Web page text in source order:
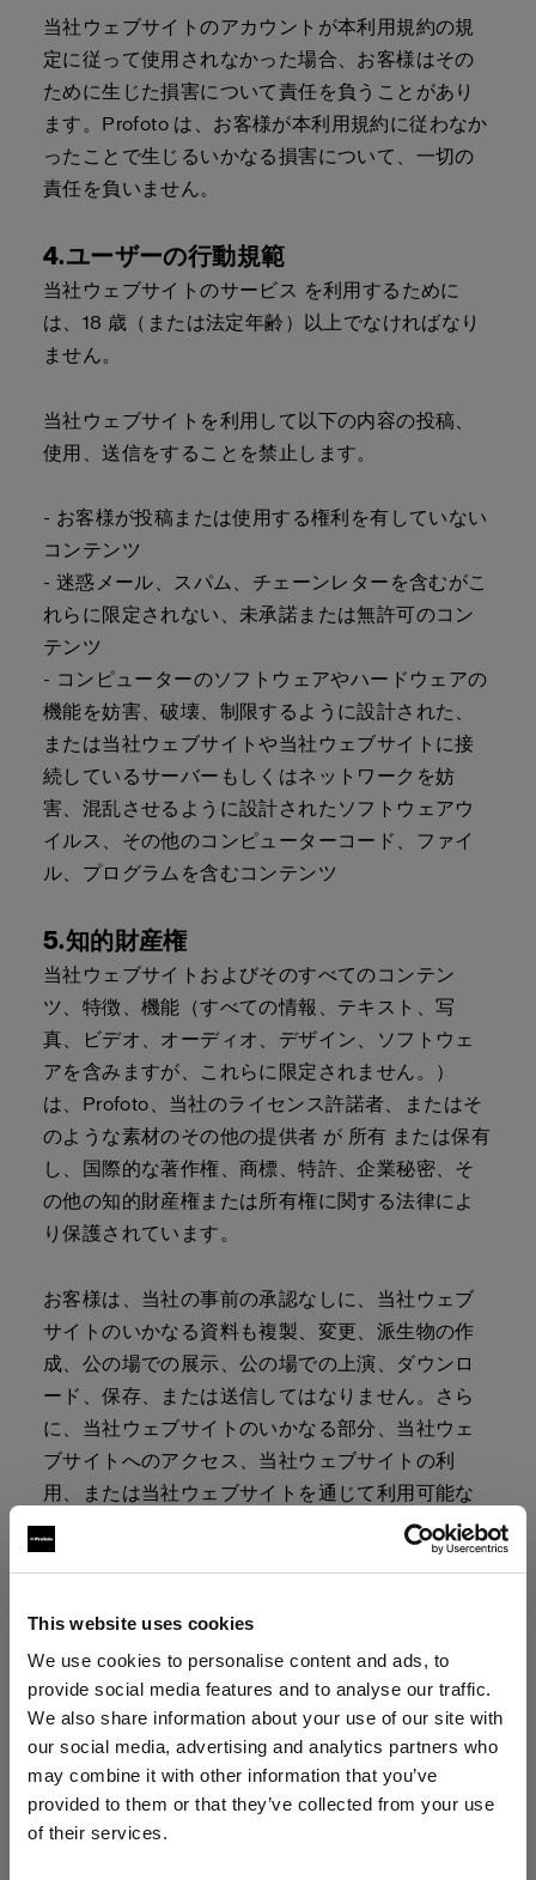
This website uses cookies
We use cookies to personalise content and ads, to
provide social media features and to analyse our traffic.
We also share information about your use of our site with
our social media, advertising and analytics partners who
may combine it with other information that you’ve
provided to them or that they’ve collected from your use
of their services.
当社ウェブサイトのアカウントが本利用規約の規
定に従って使用されなかった場合、お客様はその
ために生じた損害について責任を負うことがあり
ます。Profoto は、お客様が本利用規約に従わなか
ったことで生じるいかなる損害について、一切の
責任を負いません。
4.ユーザーの行動規範
当社ウェブサイトのサービス を利用するために
は、18 歳（または法定年齢）以上でなければなり
ません。
当社ウェブサイトを利用して以下の内容の投稿、
使用、送信をすることを禁止します。
- お客様が投稿または使用する権利を有していない
コンテンツ
- 迷惑メール、スパム、チェーンレターを含むがこ
れらに限定されない、未承諾または無許可のコン
テンツ
- コンピューターのソフトウェアやハードウェアの
機能を妨害、破壊、制限するように設計された、
または当社ウェブサイトや当社ウェブサイトに接
続しているサーバーもしくはネットワークを妨
害、混乱させるように設計されたソフトウェアウ
イルス、その他のコンピューターコード、ファイ
ル、プログラムを含むコンテンツ
5.知的財産権
当社ウェブサイトおよびそのすべてのコンテン
ツ、特徴、機能（すべての情報、テキスト、写
真、ビデオ、オーディオ、デザイン、ソフトウェ
アを含みますが、これらに限定されません。）
は、Profoto、当社のライセンス許諾者、またはそ
のような素材のその他の提供者 が 所有 または保有
し、国際的な著作権、商標、特許、企業秘密、そ
の他の知的財産権または所有権に関する法律によ
り保護されています。
お客様は、当社の事前の承認なしに、当社ウェブ
サイトのいかなる資料も複製、変更、派生物の作
成、公の場での展示、公の場での上演、ダウンロ
ード、保存、または送信してはなりません。さら
に、当社ウェブサイトのいかなる部分、当社ウェ
ブサイトへのアクセス、当社ウェブサイトの利
用、または当社ウェブサイトを通じて利用可能な
いかなるサービスまたは資料においても、商業目
的での複製、 販売 、利用をしてはなりません。
6.企業商標
当社の社名、当社のロゴ、および関連するすべて
の名称、ロゴ、製品名、サービス名、デザイン、
スローガンは、当社、当社の 関連会社 またはライ
センス許諾者の商標です。当社の書面による事前
の許可なく、そのような商標を使用してはなりま
せん。